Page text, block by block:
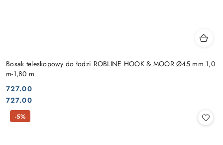
Bosak teleskopowy do łodzi ROBLINE HOOK & MOOR Ø45 mm 1,0
m-1,80 m
Cena:
727.00
Cena:
727.00
-5%